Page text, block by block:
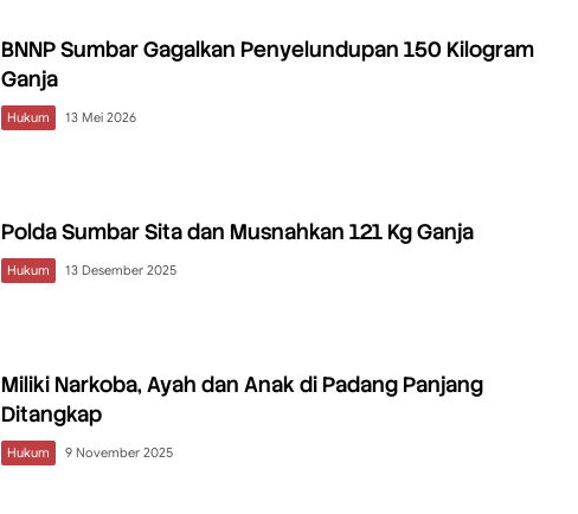
BNNP Sumbar Gagalkan Penyelundupan 150 Kilogram
Ganja
Hukum 13 Mei 2026
Polda Sumbar Sita dan Musnahkan 121 Kg Ganja
Hukum 13 Desember 2025
Miliki Narkoba, Ayah dan Anak di Padang Panjang
Ditangkap
Hukum 9 November 2025